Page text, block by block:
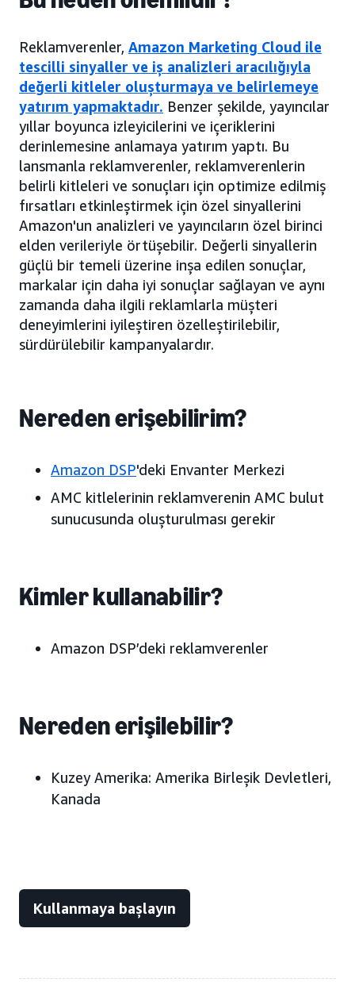
Reklamverenler, Amazon Marketing Cloud ile
tescilli sinyaller ve iş analizleri aracılığıyla
değerli kitleler oluşturmaya ve belirlemeye
yatırım yapmaktadır. Benzer şekilde, yayıncılar
yıllar boyunca izleyicilerini ve içeriklerini
derinlemesine anlamaya yatırım yaptı. Bu
lansmanla reklamverenler, reklamverenlerin
belirli kitleleri ve sonuçları için optimize edilmiş
fırsatları etkinleştirmek için özel sinyallerini
Amazon'un analizleri ve yayıncıların özel birinci
elden verileriyle örtüşebilir. Değerli sinyallerin
güçlü bir temeli üzerine inşa edilen sonuçlar,
markalar için daha iyi sonuçlar sağlayan ve aynı
zamanda daha ilgili reklamlarla müşteri
deneyimlerini iyileştiren özelleştirilebilir,
sürdürülebilir kampanyalardır.
Nereden erişebilirim?
Amazon DSP'deki Envanter Merkezi
AMC kitlelerinin reklamverenin AMC bulut
sunucusunda oluşturulması gerekir
Kimler kullanabilir?
Amazon DSP’deki reklamverenler
Nereden erişilebilir?
Kuzey Amerika: Amerika Birleşik Devletleri,
Kanada
Kullanmaya başlayın